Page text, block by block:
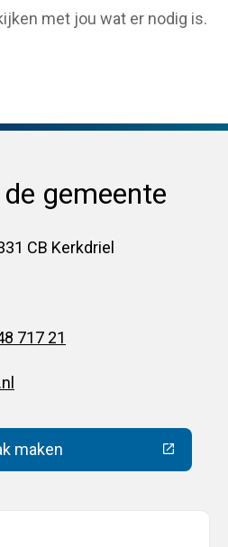
met jou wat er nodig is.
gemeente
CB Kerkdriel
717 21
maken
(Deze link gaat naar een